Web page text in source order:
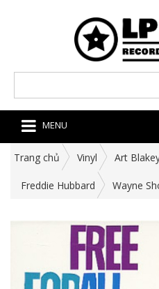
MENU
Trang chủ Vinyl Art
Freddie Hubbard Wayne